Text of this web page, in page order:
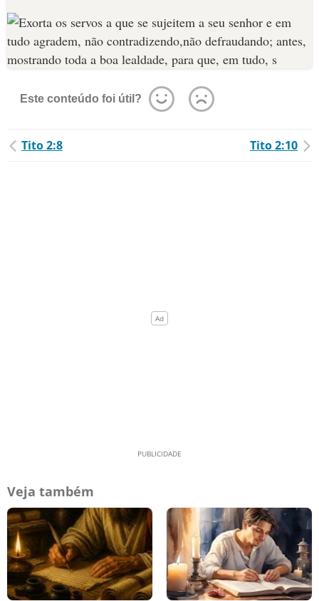
Este conteúdo foi útil?
Tito 2:8 Tito 2:10
Veja também